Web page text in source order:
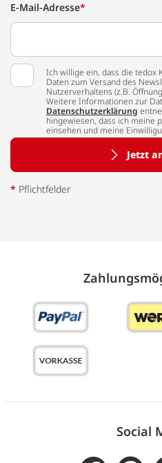
E-Mail-Adresse*
Ich willige ein, dass die tedox
Daten zum Versand des
Nutzerverhaltens (z.B.
Weitere Informationen zur
Datenschutzerklärung
hingewiesen, dass ich meine
einsehen und meine
Jetzt
* Pflichtfelder
Social